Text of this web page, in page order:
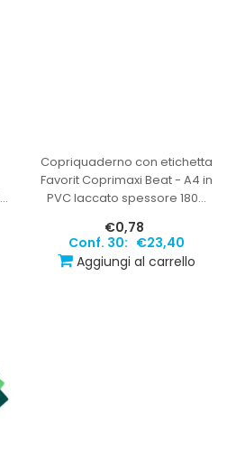
…
Copriquaderno con etichetta
Favorit Coprimaxi Beat - A4 in
PVC laccato spessore 180…
€0,78
Conf. 30: €23,40
Aggiungi al carrello